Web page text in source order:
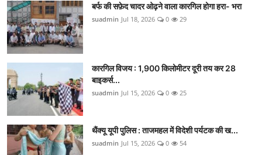
बर्फ की सफ़ेद चादर ओढ़ने वाला कारगिल होगा हरा- भरा
suadmin Jul 18, 2026 0 29
कारगिल विजय : 1,900 किलोमीटर दूरी तय कर 28
बाइकर्स...
suadmin Jul 15, 2026 0 25
थैंक्यू यूपी पुलिस : ताजमहल में विदेशी पर्यटक की ख...
suadmin Jul 15, 2026 0 54